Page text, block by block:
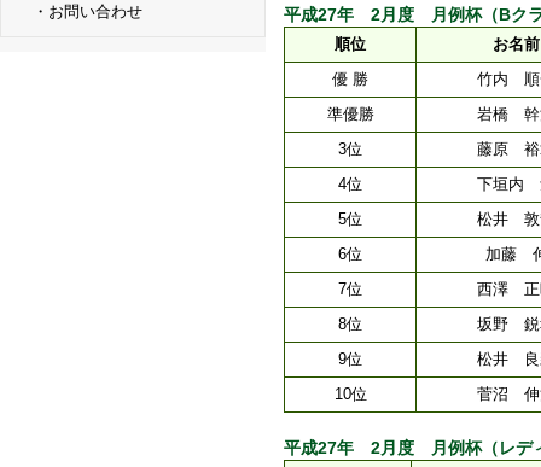
・ お問い合わせ 平成27年 2月度 月例杯（Bク
順位
お名前
優 勝
竹内 順
準優勝
岩橋 幹
3位
藤原 裕
4位
下垣内
5位
松井 敦
6位
加藤
7位
西澤 正
8位
坂野 鋭
9位
松井 良
10位
菅沼 伸
平成27年 2月度 月例杯（レデ